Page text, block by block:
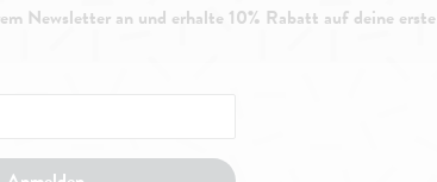
Newsletter an und erhalte 10% Rabatt auf deine erste